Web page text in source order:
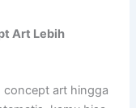
Art Lebih
concept art hingga